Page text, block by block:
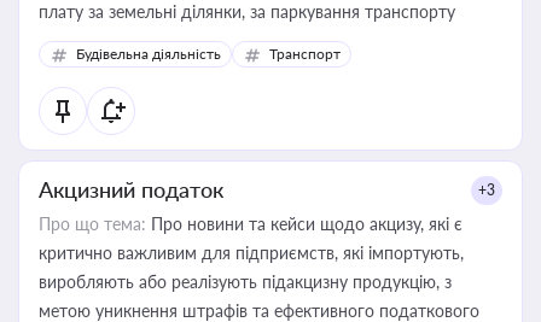
плату за земельні ділянки, за паркування транспорту
Будівельна діяльність Транспорт
Акцизний податок +3
Про що тема: Про новини та кейси щодо акцизу, які є
критично важливим для підприємств, які імпортують,
виробляють або реалізують підакцизну продукцію, з
метою уникнення штрафів та ефективного податкового